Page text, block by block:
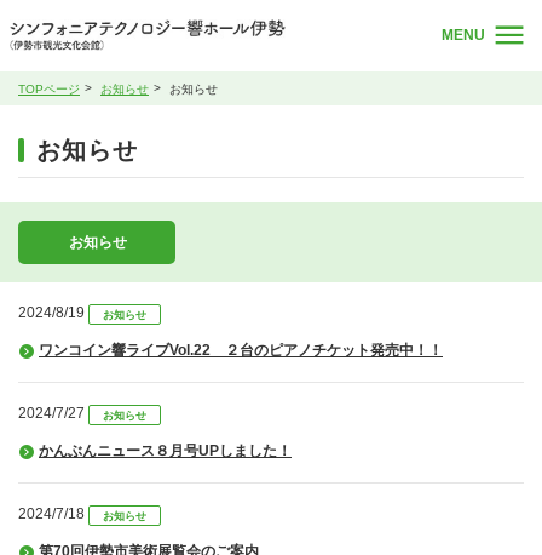
MENU
TOPページ お知らせ お知らせ
お知らせ
お知らせ
2024/8/19 お知らせ
ワンコイン響ライブVol.22 ２台のピアノチケット発売中！！
2024/7/27 お知らせ
かんぶんニュース８月号UPしました！
2024/7/18 お知らせ
第70回伊勢市美術展覧会のご案内